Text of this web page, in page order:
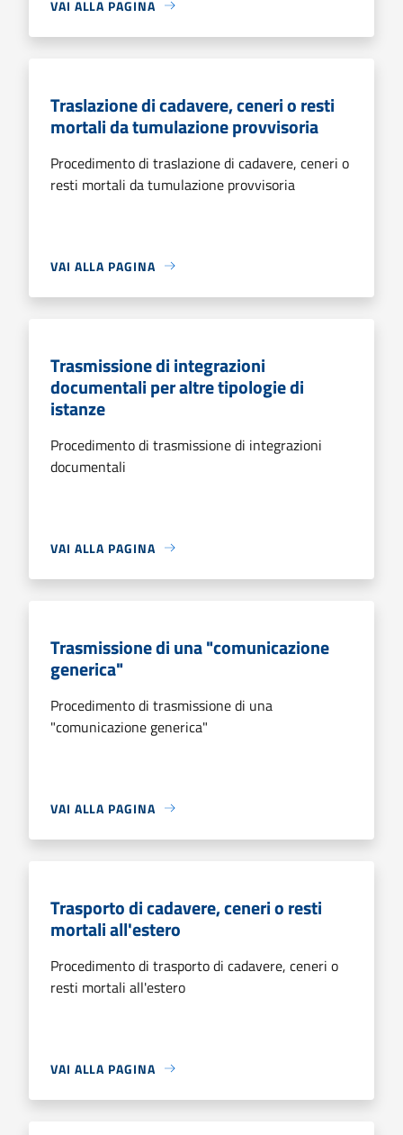
VAI ALLA PAGINA
Traslazione di cadavere, ceneri o resti
mortali da tumulazione provvisoria
Procedimento di traslazione di cadavere, ceneri o
resti mortali da tumulazione provvisoria
VAI ALLA PAGINA
Trasmissione di integrazioni
documentali per altre tipologie di
istanze
Procedimento di trasmissione di integrazioni
documentali
VAI ALLA PAGINA
Trasmissione di una "comunicazione
generica"
Procedimento di trasmissione di una
"comunicazione generica"
VAI ALLA PAGINA
Trasporto di cadavere, ceneri o resti
mortali all'estero
Procedimento di trasporto di cadavere, ceneri o
resti mortali all'estero
VAI ALLA PAGINA